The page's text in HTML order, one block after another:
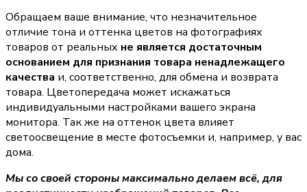
Обращаем ваше внимание, что незначительное
отличие тона и оттенка цветов на фотографиях
товаров от реальных не является достаточным
основанием для признания товара ненадлежащего
качества и, соответственно, для обмена и возврата
товара. Цветопередача может искажаться
индивидуальными настройками вашего экрана
монитора. Так же на оттенок цвета влияет
светоосвещение в месте фотосъемки и, например, у вас
дома.
Мы со своей стороны максимально делаем всё, для